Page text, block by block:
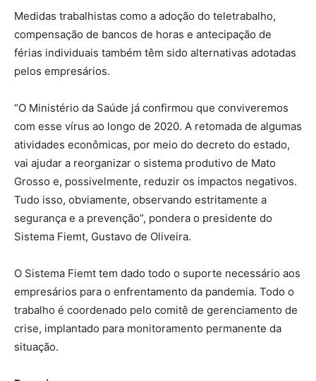
Medidas trabalhistas como a adoção do teletrabalho,
compensação de bancos de horas e antecipação de
férias individuais também têm sido alternativas adotadas
pelos empresários.
“O Ministério da Saúde já confirmou que conviveremos
com esse vírus ao longo de 2020. A retomada de algumas
atividades econômicas, por meio do decreto do estado,
vai ajudar a reorganizar o sistema produtivo de Mato
Grosso e, possivelmente, reduzir os impactos negativos.
Tudo isso, obviamente, observando estritamente a
segurança e a prevenção”, pondera o presidente do
Sistema Fiemt, Gustavo de Oliveira.
O Sistema Fiemt tem dado todo o suporte necessário aos
empresários para o enfrentamento da pandemia. Todo o
trabalho é coordenado pelo comitê de gerenciamento de
crise, implantado para monitoramento permanente da
situação.